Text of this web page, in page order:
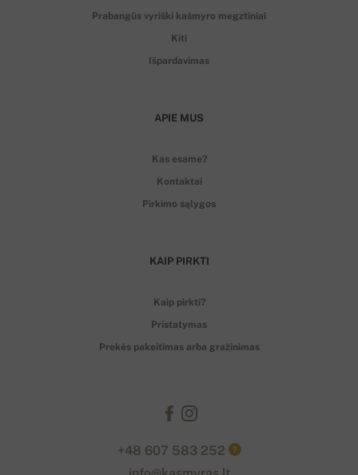
Prabangūs vyriški kašmyro megztiniai
Kiti
Išpardavimas
APIE MUS
Kas esame?
Kontaktai
Pirkimo sąlygos
KAIP PIRKTI
Kaip pirkti?
Pristatymas
Prekės pakeitimas arba gražinimas
+48 607 583 252 ?